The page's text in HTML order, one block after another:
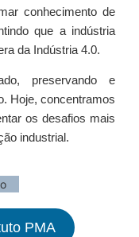
conhecimento de
que a indústria
da Indústria 4.0.
preservando e
Hoje, concentramos
os desafios mais
industrial.
PMA